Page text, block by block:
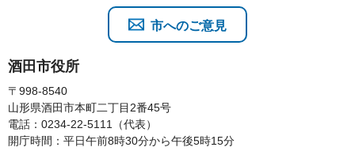
酒田市役所
〒998-8540
山形県酒田市本町二丁目2番45号
電話：0234-22-5111（代表）
開庁時間：平日午前8時30分から午後5時15分
市へのご意見